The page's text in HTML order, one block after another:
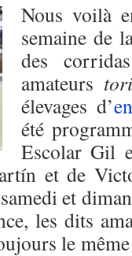
Nous voilà
semaine de
des
amateurs
élevages d’
été
Escolar Gil
et de
et
les dits
le